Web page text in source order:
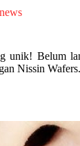
unik! Belum
Nissin Wafers.